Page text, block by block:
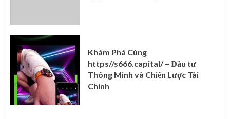
Khám Phá Cùng
https//s666.capital/ – Đầu tư
Thông Minh và Chiến Lược Tài
Chính